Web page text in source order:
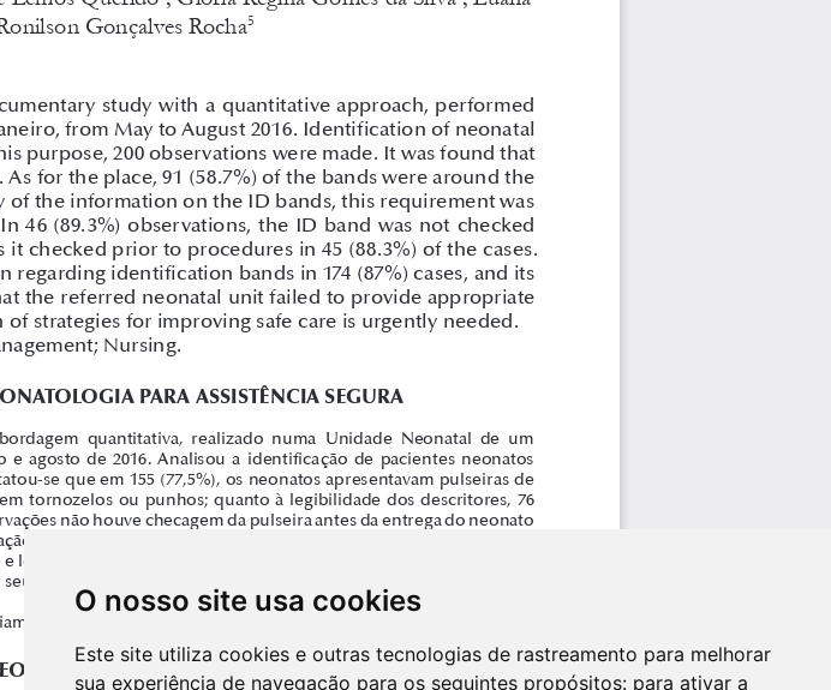
O nosso site usa cookies
Este site utiliza cookies e outras tecnologias de rastreamento para melhorar
sua experiência de navegação para os seguintes propósitos: para ativar a